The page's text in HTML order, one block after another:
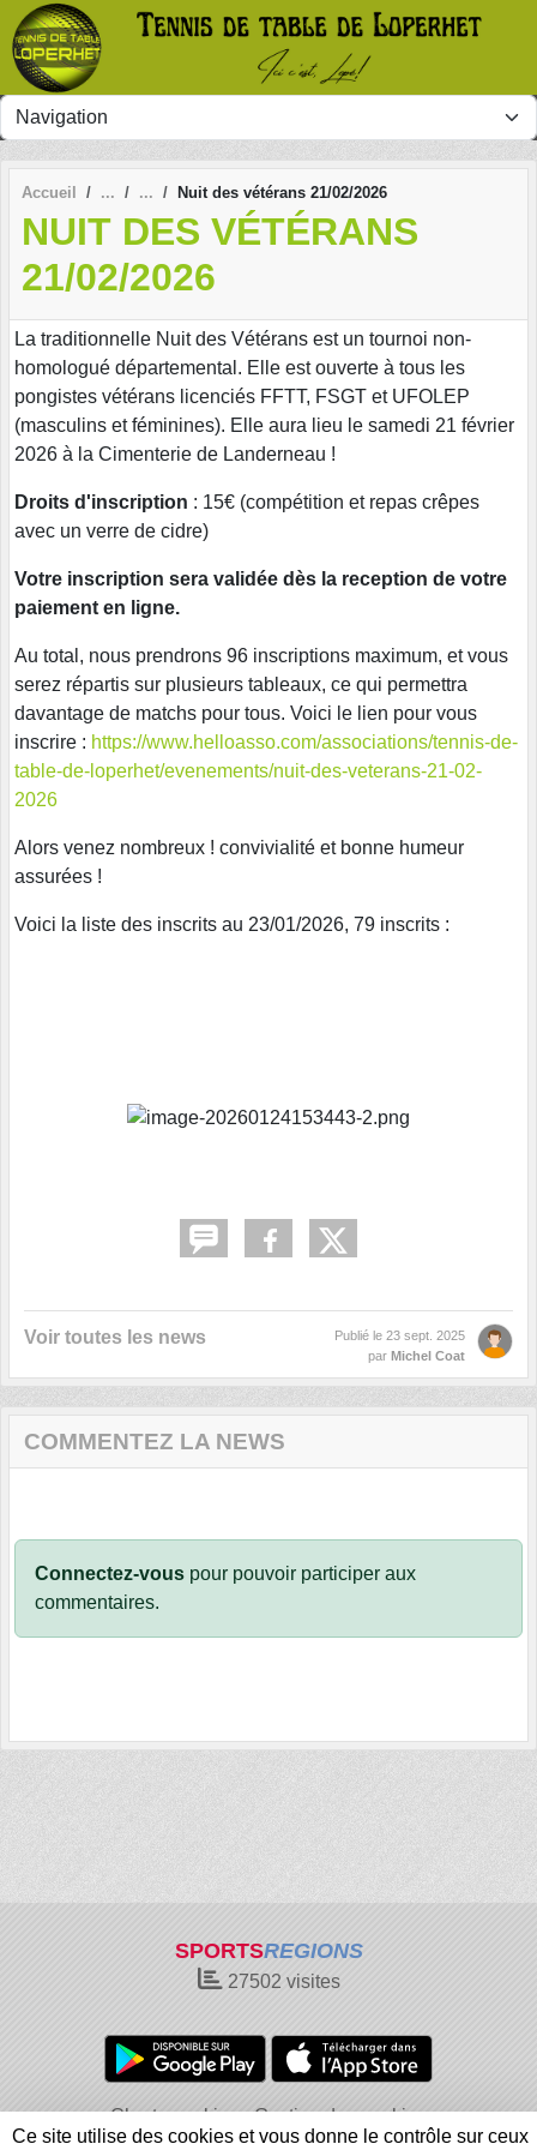
Accueil Nuit des vétérans 21/02/2026
NUIT DES VÉTÉRANS
21/02/2026
La traditionnelle Nuit des Vétérans est un tournoi non-
homologué départemental. Elle est ouverte à tous les
pongistes vétérans licenciés FFTT, FSGT et UFOLEP
(masculins et féminines). Elle aura lieu le samedi 21 février
2026 à la Cimenterie de Landerneau !
Droits d'inscription : 15€ (compétition et repas crêpes
avec un verre de cidre)
Votre inscription sera validée dès la reception de votre
paiement en ligne.
Au total, nous prendrons 96 inscriptions maximum, et vous
serez répartis sur plusieurs tableaux, ce qui permettra
davantage de matchs pour tous. Voici le lien pour vous
inscrire : https://www.helloasso.com/associations/tennis-de-
table-de-loperhet/evenements/nuit-des-veterans-21-02-
2026
Alors venez nombreux ! convivialité et bonne humeur
assurées !
Voici la liste des inscrits au 23/01/2026, 79 inscrits :
Voir toutes les news Publié le 23 sept. 2025
par Michel Coat
COMMENTEZ LA NEWS
Connectez-vous pour pouvoir participer aux
commentaires.
SPORTSREGIONS
27502 visites
Charte cookies
Gestion des cookies
Informations légales
Signaler un contenu inapproprié
Panneau de gestion des cookies
Ce site utilise des cookies et vous donne le contrôle sur ceux